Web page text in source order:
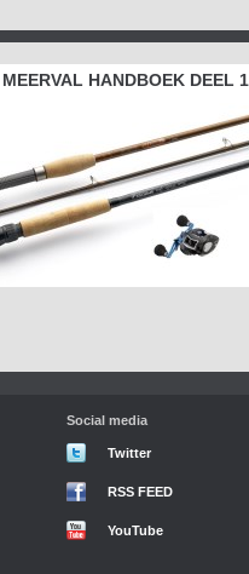
HANDBOEK DEEL
Social media
Twitter
RSS FEED
YouTube